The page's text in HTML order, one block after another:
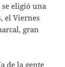
eligió una
el Viernes
gran
de la gente